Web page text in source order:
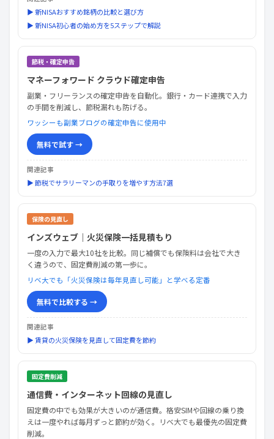
▶ 新NISAおすすめ銘柄の比較と選び方
▶ 新NISA初心者の始め方を5ステップで解説
節税・確定申告
マネーフォワード クラウド確定申告
副業・フリーランスの確定申告を自動化。銀行・カード連携で入力
の手間を削減し、節税漏れも防げる。
ワッシーも副業ブログの確定申告に使用中
無料で試す →
関連記事
▶ 節税でサラリーマンの手取りを増やす方法7選
保険の見直し
インズウェブ｜火災保険一括見積もり
一度の入力で最大10社を比較。同じ補償でも保険料は会社で大き
く違うので、固定費削減の第一歩に。
リベ大でも「火災保険は毎年見直し可能」と学べる定番
無料で比較する →
関連記事
▶ 賃貸の火災保険を見直して固定費を節約
固定費削減
通信費・インターネット回線の見直し
固定費の中でも効果が大きいのが通信費。格安SIMや回線の乗り換
えは一度やれば毎月ずっと節約が効く。リベ大でも最優先の固定費
削減。